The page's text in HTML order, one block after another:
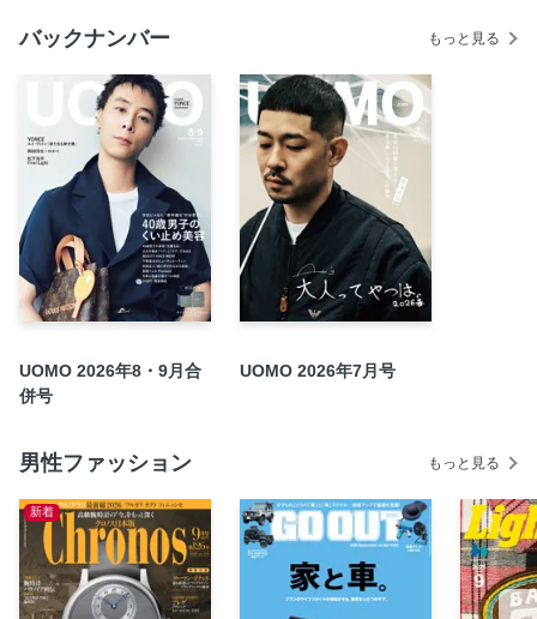
7．黒縁メガネに回帰する。
COLUMN 小林順平の「１カ月、毎日違うVゾーンにこだわ
る」話
8．ヘアと香りで紳士服を仕上げる。
UOMO Watch Academy ジャガー・ルクルトで分解組み立て
を体験
自動車ニュースタンダード研究所 Volkswagen ID． Buzz
教えて！ 東京スニーカー氏
AD
今月のUOMO ここだけの話
次号予告
バックナンバー もっと見る
UOMO 2026年8・9月合
併号
UOMO 2026年7月号
男性ファッション もっと見る
新着